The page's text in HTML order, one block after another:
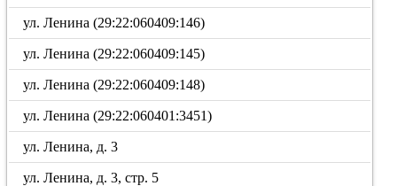
ул. Ленина (29:22:060409:146)
ул. Ленина (29:22:060409:145)
ул. Ленина (29:22:060409:148)
ул. Ленина (29:22:060401:3451)
ул. Ленина, д. 3
ул. Ленина, д. 3, стр. 5